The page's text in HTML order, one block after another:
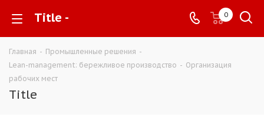
Title - 0
Главная - Промышленные решения -
Lean-management: бережливое производство - Организация
рабочих мест
Title